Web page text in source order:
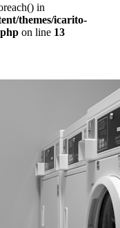
in
themes/icarito-
on line 13